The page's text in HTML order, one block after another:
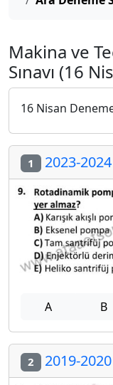
Makina ve
Sınavı (16
16 Nisan Deneme
1 2023-2024
A B
2 2019-2020